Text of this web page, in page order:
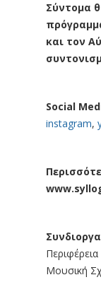
Σύντομα
και τον
Social
instagram,
Μουσική